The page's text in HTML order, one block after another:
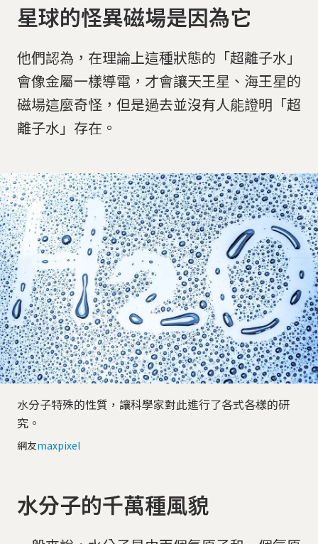
星球的怪異磁場是因為它
他們認為，在理論上這種狀態的「超離子水」
會像金屬一樣導電，才會讓天王星、海王星的
磁場這麼奇怪，但是過去並沒有人能證明「超
離子水」存在。
水分子特殊的性質，讓科學家對此進行了各式各樣的研
究。
網友maxpixel
水分子的千萬種風貌